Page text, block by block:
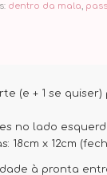
dentro da mala,
(e + 1 se
no lado
18cm x 12cm
à pronta